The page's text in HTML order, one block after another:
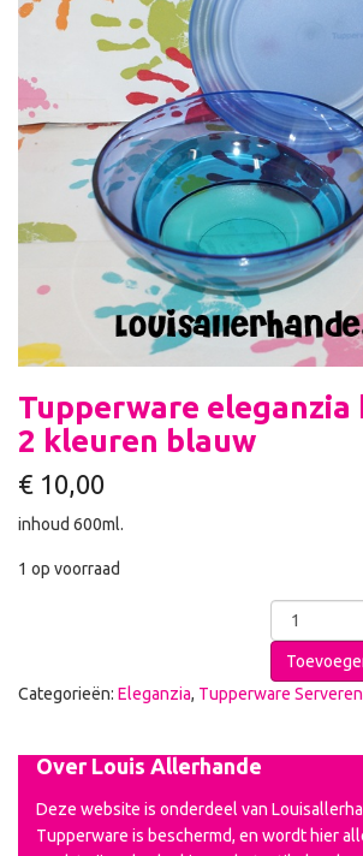
Tupperware eleganzia
2 kleuren blauw
€ 10,00
inhoud 600ml.
1 op voorraad
Categorieën: Eleganzia, Tupperware
Over Louis Allerhande
Deze website is onderdeel van
Tupperware is beschermd, en wordt hier